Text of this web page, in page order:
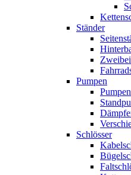
Ständer
Pumpen
Schlösser